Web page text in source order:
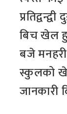
बिच खेल
बजे मनहरी
स्कुलको
जानकारी